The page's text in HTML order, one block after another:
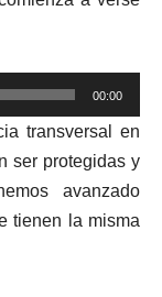
00:00
transversal en
ser protegidas y
avanzado
tienen la misma